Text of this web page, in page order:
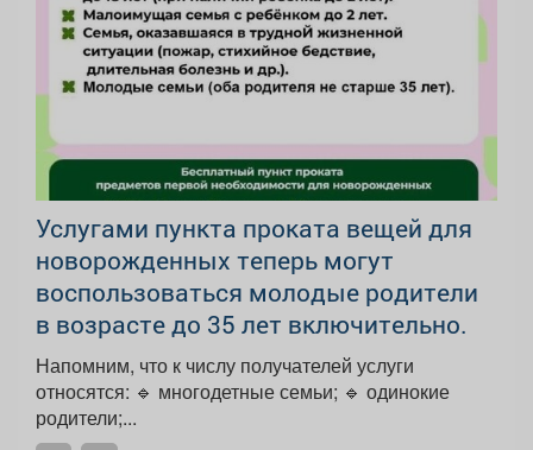
Услугами пункта проката вещей для
новорожденных теперь могут
воспользоваться молодые родители
в возрасте до 35 лет включительно.
Напомним, что к числу получателей услуги
относятся: 🔹 многодетные семьи; 🔹 одинокие
родители;...